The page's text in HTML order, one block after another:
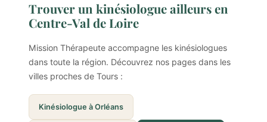
Trouver un kinésiologue ailleurs en
Centre-Val de Loire
Mission Thérapeute accompagne les kinésiologues
dans toute la région. Découvrez nos pages dans les
villes proches de Tours :
Kinésiologue à Orléans